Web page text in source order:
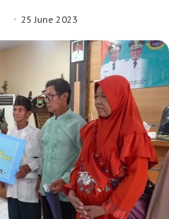
25 June 2023